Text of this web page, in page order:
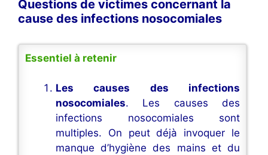
Questions de victimes concernant la
cause des infections nosocomiales
Essentiel à retenir
Les causes des infections
nosocomiales. Les causes des
infections nosocomiales sont
multiples. On peut déjà invoquer le
manque d’hygiène des mains et du